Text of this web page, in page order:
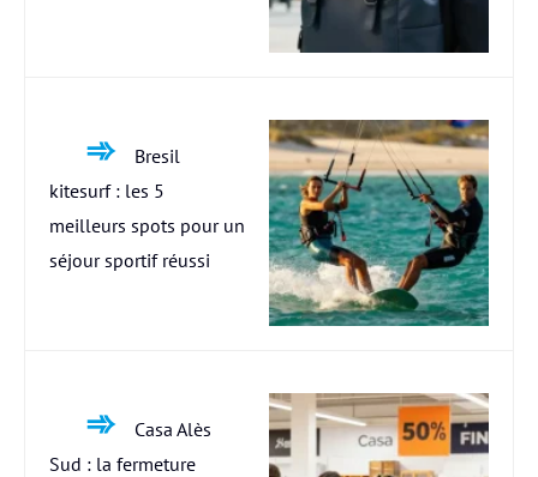
Bresil
kitesurf : les 5
meilleurs spots pour un
séjour sportif réussi
Casa Alès
Sud : la fermeture